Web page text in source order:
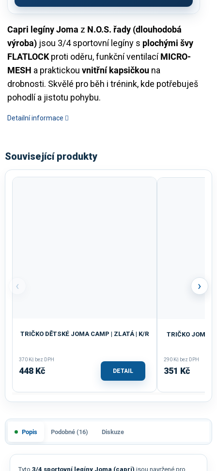
Capri legíny Joma z N.O.S. řady (dlouhodobá
výroba) jsou 3/4 sportovní legíny s plochými švy
FLATLOCKproti oděru, funkční ventilacíMICRO-
MESH a praktickou vnitřní kapsičkou na
drobnosti. Skvělé pro běh i trénink, kde potřebuješ
pohodlí a jistotu pohybu.
Detailní informace
Související produkty
‹
TRIČKO DĚTSKÉ JOMA CAMP | ZLATÁ | K/R
370 Kč bez DPH
448 Kč DETAIL
TRIČKO JOMA
290 Kč bez DPH
351 Kč
›
Popis Podobné (16) Diskuze
Tyto 3/4 sportovní legíny Joma (capri) jsou navržené pro